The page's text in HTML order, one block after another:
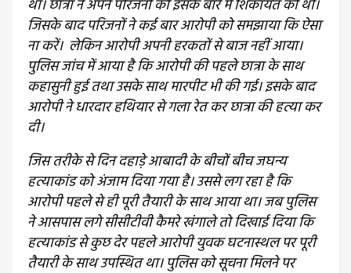
था। छात्रा ने अपने परिजनों को इसके बारे में शिकायत की थी।
जिसके बाद परिजनों ने कई बार आरोपी को समझाया कि ऐसा
ना करें। लेकिन आरोपी अपनी हरकतों से बाज नहीं आया।
पुलिस जांच में आया है कि आरोपी की पहले छात्रा के साथ
कहासुनी हुई तथा उसके साथ मारपीट भी की गई। इसके बाद
आरोपी ने धारदार हथियार से गला रेत कर छात्रा की हत्या कर
दी।
जिस तरीके से दिन दहाड़े आबादी के बीचों बीच जघन्य
हत्याकांड को अंजाम दिया गया है। उससे लग रहा है कि
आरोपी पहले से ही पूरी तैयारी के साथ आया था। जब पुलिस
ने आसपास लगे सीसीटीवी कैमरे खंगाले तो दिखाई दिया कि
हत्याकांड से कुछ देर पहले आरोपी युवक घटनास्थल पर पूरी
तैयारी के साथ उपस्थित था। पुलिस को सूचना मिलने पर